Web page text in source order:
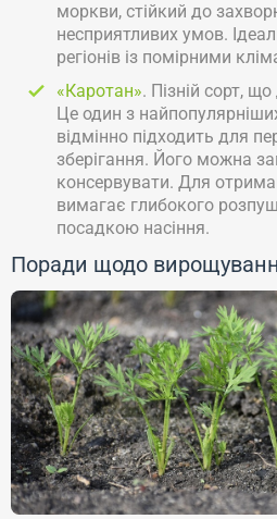
моркви, стійкий до
несприятливих умов.
регіонів із помірними
«Каротан». Пізній сорт,
Це один з
відмінно підходить для
зберігання. Його можна
консервувати. Для
вимагає глибокого
посадкою насіння.
Поради щодо